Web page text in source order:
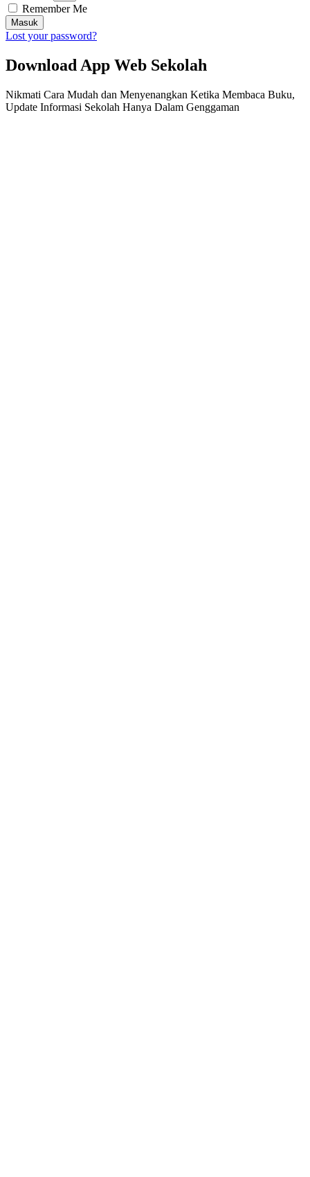
Remember Me
Masuk
Lost your password?
Download App Web Sekolah
Nikmati Cara Mudah dan Menyenangkan Ketika Membaca Buku,
Update Informasi Sekolah Hanya Dalam Genggaman